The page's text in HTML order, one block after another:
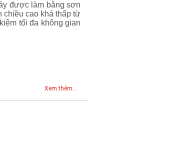
được làm bằng sơn
chiều cao khá thấp từ
tối đa không gian
Xem thêm...